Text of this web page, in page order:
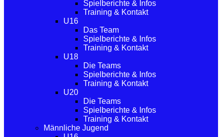
Spielberichte & Infos
Training & Kontakt
U16
Das Team
Spielberichte & Infos
Training & Kontakt
U18
Die Teams
Spielberichte & Infos
Training & Kontakt
U20
Die Teams
Spielberichte & Infos
Training & Kontakt
Männliche Jugend